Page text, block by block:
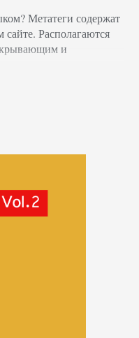
Метатеги содержат
Располагаются
и
Нужны ли метатеги?
и Yandex,